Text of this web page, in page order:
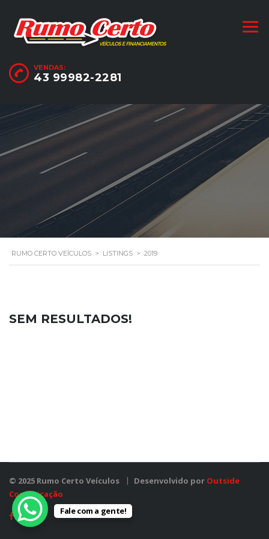
VENDAS:
43 99982-2281
RUMO CERTO VEÍCULOS > LISTINGS > 2019
SEM RESULTADOS!
© 2025 Rumo Certo Veículos Desenvolvido por Outside
Comunicação
Fale com a gente!